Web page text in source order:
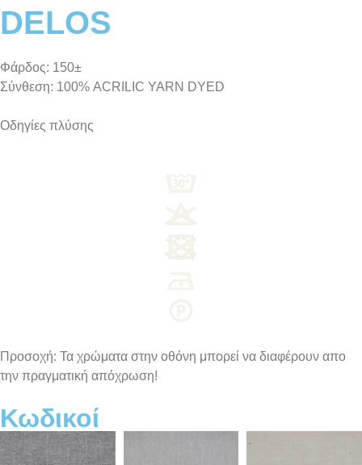
DELOS
Φάρδος: 150±
Σύνθεση: 100% ACRILIC YARN DYED
Οδηγίες πλύσης
Προσοχή: Τα χρώματα στην οθόνη μπορεί να διαφέρουν απο
την πραγματική απόχρωση!
Κωδικοί